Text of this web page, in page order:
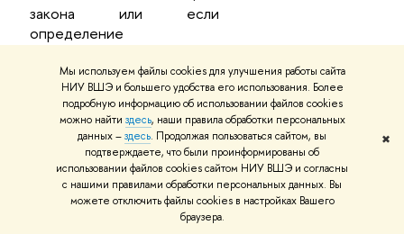
Мы используем файлы cookies для улучшения работы сайта
НИУ ВШЭ и большего удобства его использования. Более
подробную информацию об использовании файлов cookies
можно найти здесь, наши правила обработки персональных
данных –здесь. Продолжая пользоваться сайтом, вы
подтверждаете, что были проинформированы об
использовании файлов cookies сайтом НИУ ВШЭ и согласны
с нашими правилами обработки персональных данных. Вы
можете отключить файлы cookies в настройках Вашего
браузера.
✖
закона или если
определение
основано на его
содержании.
Применение специальных
Статья 20. Положения
настоящего закона не
затрагивают применения